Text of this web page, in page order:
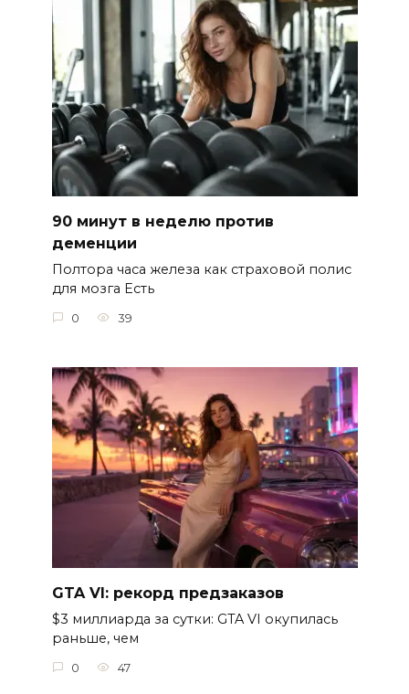
90 минут в неделю против
деменции
Полтора часа железа как страховой полис
для мозга Есть
0 39
GTA VI: рекорд предзаказов
$3 миллиарда за сутки: GTA VI окупилась
раньше, чем
0 47